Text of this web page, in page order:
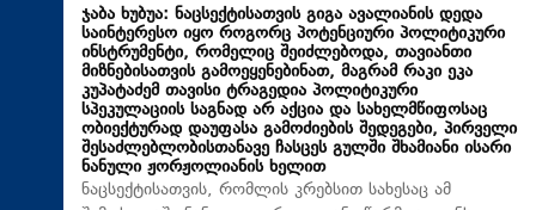
ჯაბა ხუბუა: ნაცსექტისათვის გიგა ავალიანის დედა
საინტერესო იყო როგორც პოტენციური პოლიტიკური
ინსტრუმენტი, რომელიც შეიძლებოდა, თავიანთი
მიზნებისათვის გამოეყენებინათ, მაგრამ რაკი ეკა
კუპატაძემ თავისი ტრაგედია პოლიტიკური
სპეკულაციის საგნად არ აქცია და სახელმწიფოსაც
ობიექტურად დაუფასა გამოძიების შედეგები, პირველი
შესაძლებლობისთანავე ჩასცეს გულში შხამიანი ისარი
ნანული ჟორჟოლიანის ხელით
ნაცსექტისათვის, რომლის კრებსით სახესაც ამ